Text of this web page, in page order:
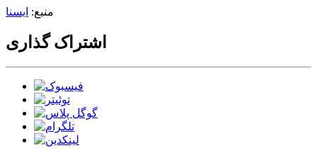
منبع: ایسنا
اشتراک گذاری